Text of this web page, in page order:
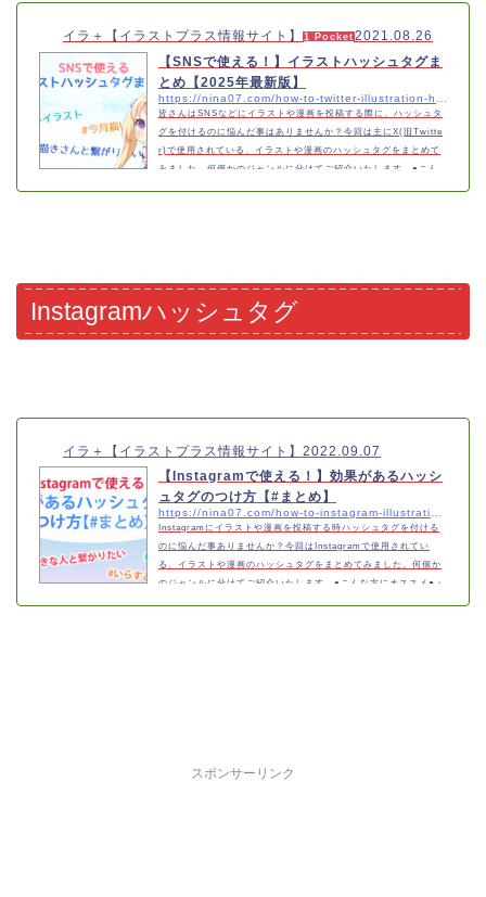
イラ＋【イラストプラス情報サイト】 1 Pocket 2021.08.26
【SNSで使える！】イラストハッシュタグま
とめ【2025年最新版】
皆さんはSNSなどにイラストや漫画を投稿する際に、ハッシュタ
グを付けるのに悩んだ事はありませんか？今回は主にX(旧Twitte
r)で使用されている、イラストや漫画のハッシュタグをまとめて
みました。何個かのジャンルに分けてご紹介いたします。●こん
Instagramハッシュタグ
イラ＋【イラストプラス情報サイト】 2022.09.07
【Instagramで使える！】効果があるハッシ
ュタグのつけ方【#まとめ】
Instagramにイラストや漫画を投稿する時ハッシュタグを付ける
のに悩んだ事ありませんか？今回はInstagramで使用されてい
る、イラストや漫画のハッシュタグをまとめてみました。何個か
のジャンルに分けてご紹介いたします。●こんな方にオススメ●・
スポンサーリンク